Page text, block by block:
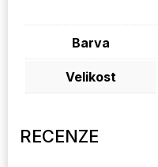
Barva
Velikost
RECENZE